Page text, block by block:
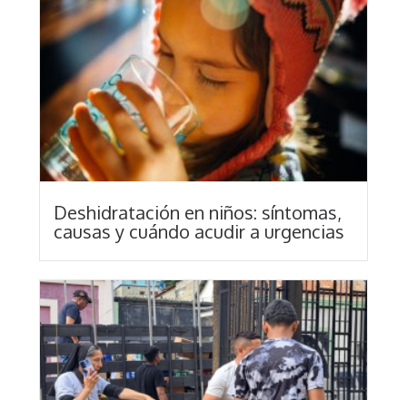
Deshidratación en niños: síntomas,
causas y cuándo acudir a urgencias